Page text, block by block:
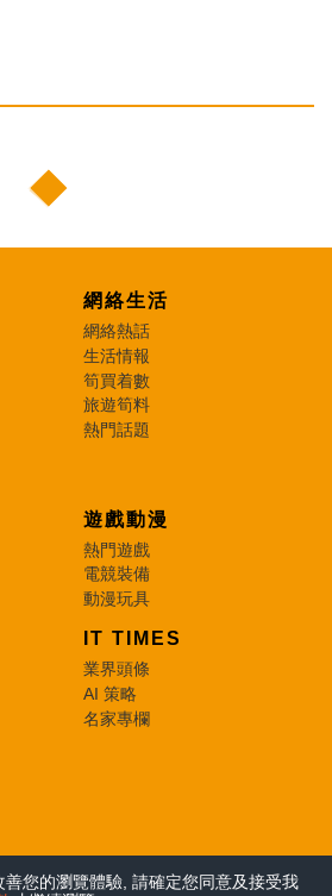
您的瀏覽體驗, 請確定您同意及接受我
網絡生活
網絡熱話
生活情報
筍買着數
旅遊筍料
熱門話題
遊戲動漫
熱門遊戲
電競裝備
動漫玩具
IT TIMES
業界頭條
AI 策略
名家專欄
Reserved.